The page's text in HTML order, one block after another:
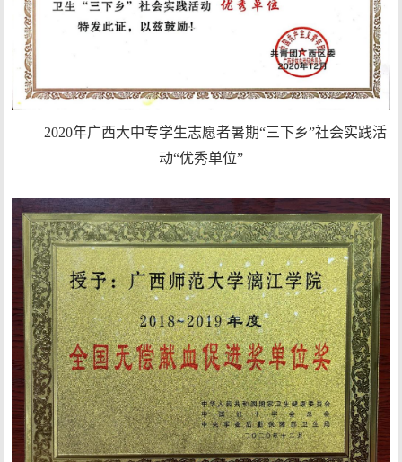
2020年广西大中专学生志愿者暑期“三下乡”社会实践活
动“优秀单位”